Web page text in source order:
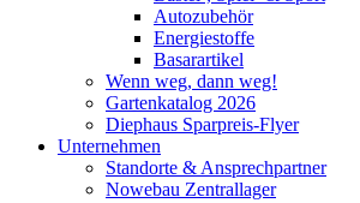
Autozubehör
Energiestoffe
Basarartikel
Wenn weg, dann weg!
Gartenkatalog 2026
Diephaus Sparpreis-Flyer
Unternehmen
Standorte & Ansprechpartner
Nowebau Zentrallager